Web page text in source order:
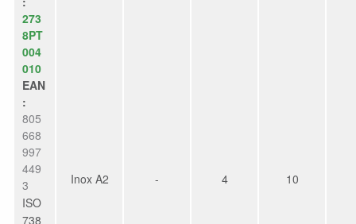
273
8PT
004
010
EAN
:
805
668
997
449
3
ISO
738
Inox A2 - 4 10